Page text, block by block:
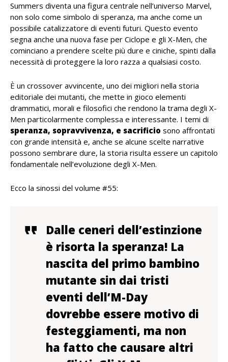
Summers diventa una figura centrale nell’universo Marvel,
non solo come simbolo di speranza, ma anche come un
possibile catalizzatore di eventi futuri. Questo evento
segna anche una nuova fase per Ciclope e gli X-Men, che
cominciano a prendere scelte più dure e ciniche, spinti dalla
necessità di proteggere la loro razza a qualsiasi costo.
È un crossover avvincente, uno dei migliori nella storia
editoriale dei mutanti, che mette in gioco elementi
drammatici, morali e filosofici che rendono la trama degli X-
Men particolarmente complessa e interessante. I temi di
speranza, sopravvivenza, e sacrificio sono affrontati
con grande intensità e, anche se alcune scelte narrative
possono sembrare dure, la storia risulta essere un capitolo
fondamentale nell’evoluzione degli X-Men.
Ecco la sinossi del volume #55:
Dalle ceneri dell’estinzione
è risorta la speranza! La
nascita del primo bambino
mutante sin dai tristi
eventi dell’M-Day
dovrebbe essere motivo di
festeggiamenti, ma non
ha fatto che causare altri